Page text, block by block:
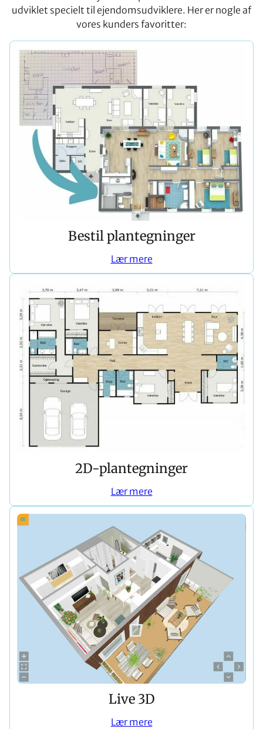
udviklet specielt til ejendomsudviklere. Her er nogle af
vores kunders favoritter:
Bestil plantegninger
Lær mere
2D-plantegninger
Lær mere
Live 3D
Lær mere